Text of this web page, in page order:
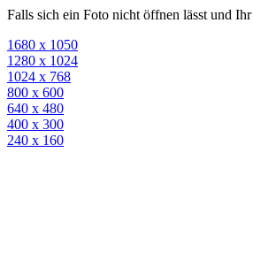
Falls sich ein Foto nicht öffnen lässt und
1680 x 1050
1280 x 1024
1024 x 768
800 x 600
640 x 480
400 x 300
240 x 160